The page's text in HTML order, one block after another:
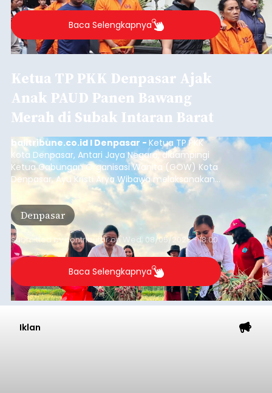
Baca Selengkapnya
Ketua TP PKK Denpasar Ajak
Anak PAUD Panen Bawang
Merah di Subak Intaran Barat
balitribune.co.id I Denpasar - Ketua TP PKK
Kota Denpasar, Antari Jaya Negara, didampingi
Ketua Gabungan Organisasi Wanita (GOW) Kota
Denpasar, Ayu Kristi Arya Wibawa melaksanakan
panen bawang merah dan jagung manis
bersama anak-anak Pendidikan Anak Usia Dini
(PAUD) di Subak Intaran Barat, Rabu (5/8/2026).
Denpasar
Submitted by contributoron Wed, 08/05/2026 - 18:00
Baca Selengkapnya
Iklan